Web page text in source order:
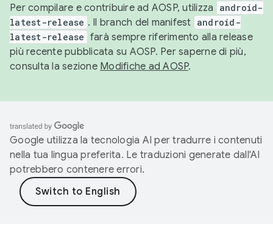
Per compilare e contribuire ad AOSP, utilizza
android-
latest-release . Il branch del manifest android-
latest-release farà sempre riferimento alla release
più recente pubblicata su AOSP. Per saperne di più,
consulta la sezione Modifiche ad AOSP.
Google utilizza la tecnologia AI per tradurre i contenuti
nella tua lingua preferita. Le traduzioni generate dall'AI
potrebbero contenere errori.